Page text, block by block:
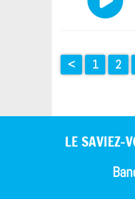
< 1 2
LE SAVIEZ-